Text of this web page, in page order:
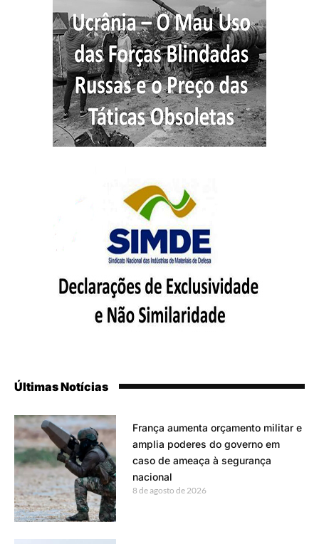
Últimas Notícias
França aumenta orçamento militar e
amplia poderes do governo em
caso de ameaça à segurança
nacional
8 de agosto de 2026